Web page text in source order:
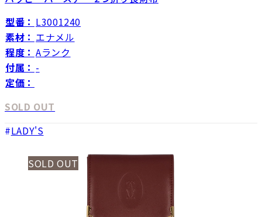
型番： L3001240
素材： エナメル
程度： Aランク
付属： -
定価：
SOLD OUT
LADY'S
SOLD OUT